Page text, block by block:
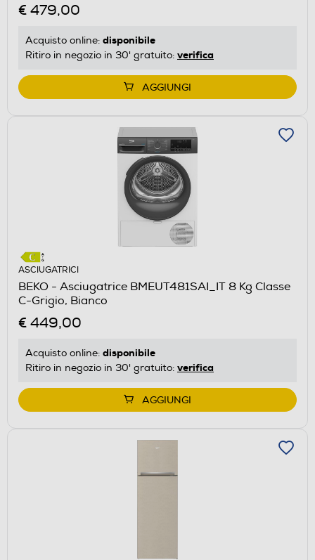
€ 479,00
Acquisto online: disponibile
Ritiro in negozio in 30' gratuito: verifica
AGGIUNGI
ASCIUGATRICI
BEKO - Asciugatrice BMEUT481SAI_IT 8 Kg Classe
C-Grigio, Bianco
€ 449,00
Acquisto online: disponibile
Ritiro in negozio in 30' gratuito: verifica
AGGIUNGI